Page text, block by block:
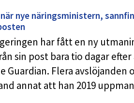
nye näringsministern,
har fått en ny
sin post bara tio dagar
Guardian. Flera avslöjanden
annat att han 2019